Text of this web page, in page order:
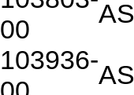
00
103936-